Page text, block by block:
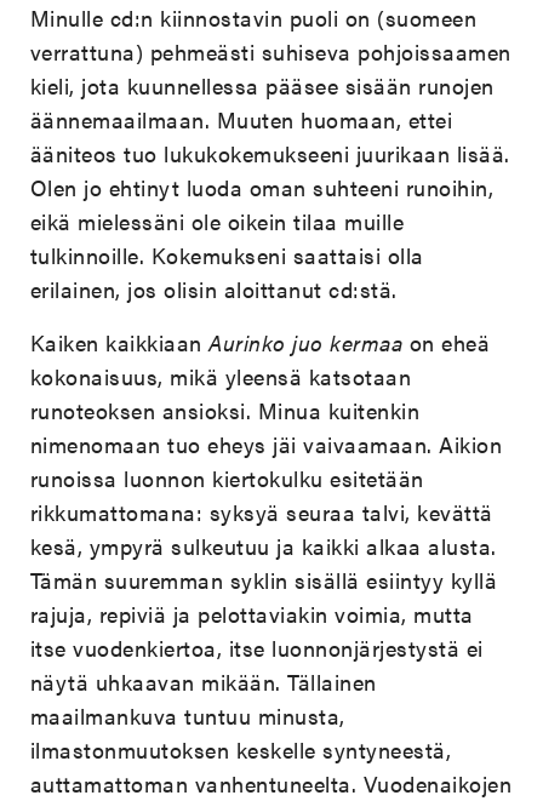
Minulle cd:n kiinnostavin puoli on (suomeen
verrattuna) pehmeästi suhiseva pohjoissaamen
kieli, jota kuunnellessa pääsee sisään runojen
äännemaailmaan. Muuten huomaan, ettei
ääniteos tuo lukukokemukseeni juurikaan lisää.
Olen jo ehtinyt luoda oman suhteeni runoihin,
eikä mielessäni ole oikein tilaa muille
tulkinnoille. Kokemukseni saattaisi olla
erilainen, jos olisin aloittanut cd:stä.
Kaiken kaikkiaanAurinko juo kermaa on eheä
kokonaisuus, mikä yleensä katsotaan
runoteoksen ansioksi. Minua kuitenkin
nimenomaan tuo eheys jäi vaivaamaan. Aikion
runoissa luonnon kiertokulku esitetään
rikkumattomana: syksyä seuraa talvi, kevättä
kesä, ympyrä sulkeutuu ja kaikki alkaa alusta.
Tämän suuremman syklin sisällä esiintyy kyllä
rajuja, repiviä ja pelottaviakin voimia, mutta
itse vuodenkiertoa, itse luonnonjärjestystä ei
näytä uhkaavan mikään. Tällainen
maailmankuva tuntuu minusta,
ilmastonmuutoksen keskelle syntyneestä,
auttamattoman vanhentuneelta. Vuodenaikojen